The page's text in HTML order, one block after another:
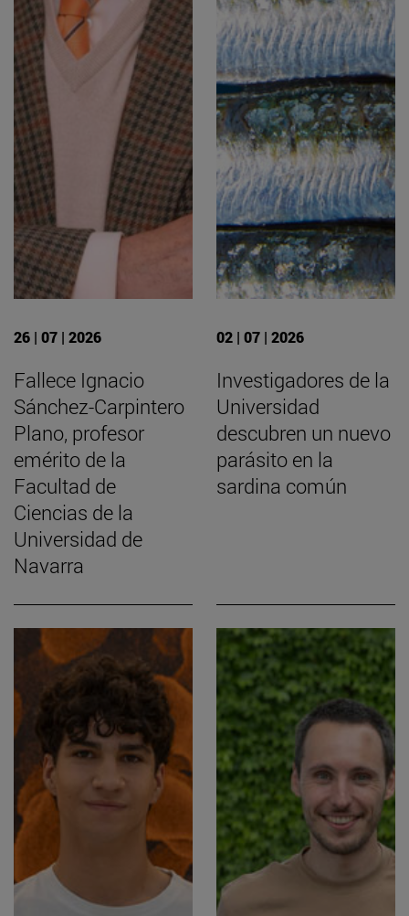
26 | 07 | 2026
Fallece Ignacio
Sánchez-Carpintero
Plano, profesor
emérito de la
Facultad de
Ciencias de la
Universidad de
Navarra
02 | 07 | 2026
Investigadores de la
Universidad
descubren un nuevo
parásito en la
sardina común